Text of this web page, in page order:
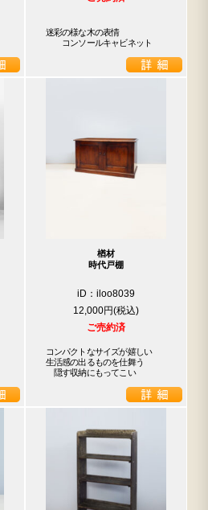
迷彩の様な木の表情
コンソールキャビネット
楢材
時代戸棚
iD：iloo8039
12,000円
ご売約済
コンパクトなサイズが嬉しい
生活感の出るものを仕舞う
隠す収納にもってこい